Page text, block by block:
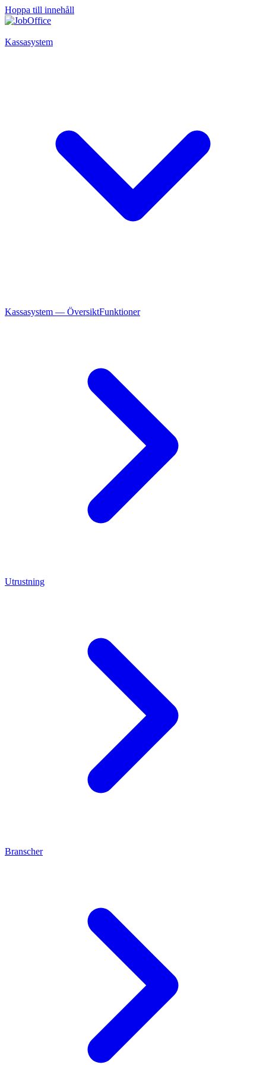
Hoppa till innehåll
Kassasystem
Kassasystem — ÖversiktFunktioner
Utrustning
Branscher